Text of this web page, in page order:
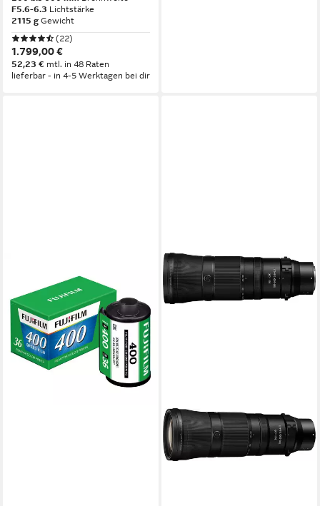
F5.6-6.3 Lichtstärke
2115 g Gewicht
(22)
1.799,00 €
52,23 € mtl. in 48 Raten
lieferbar - in 4-5 Werktagen bei dir
Farbnegativfilm 400 135/36
Farbnegativ, Kleinbildfilm
14,99 €
lieferbar - in 4-5 Werktagen bei dir